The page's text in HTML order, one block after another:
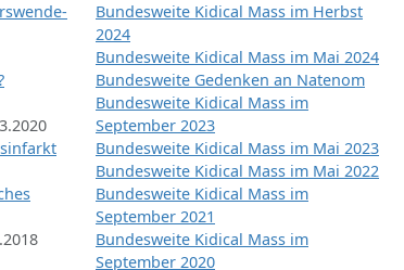
Bundesweite Kidical Mass im Herbst
2024
Bundesweite Kidical Mass im Mai 2024
Bundesweite Gedenken an Natenom
Bundesweite Kidical Mass im
September 2023
Bundesweite Kidical Mass im Mai 2023
Bundesweite Kidical Mass im Mai 2022
Bundesweite Kidical Mass im
September 2021
Bundesweite Kidical Mass im
September 2020